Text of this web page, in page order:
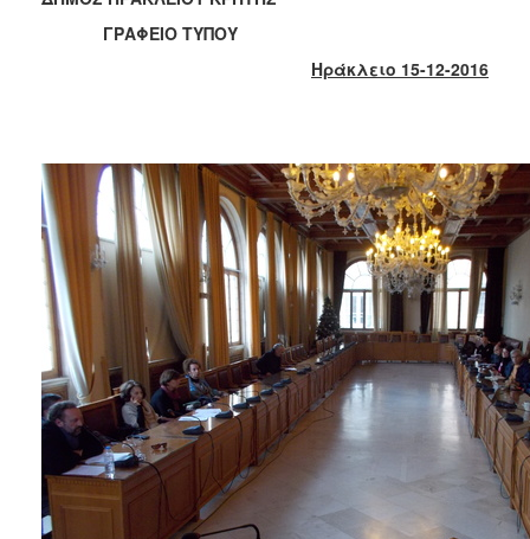
2019
2018
2013
2012
2011
ΔΗΜΟΤΗΣ
ΕΠΙΣΚΕΠΤΗΣ
ΓΡΑΦΕΙΟ ΤΥΠΟΥ
Ηράκλειο 15-12-2016